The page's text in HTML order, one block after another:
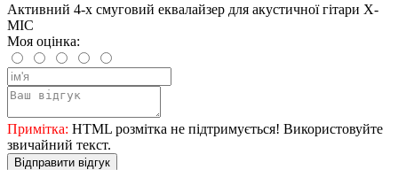
Активний 4-х смуговий еквалайзер для акустичної гітари X-
MIC
Моя оцінка:
Примітка: HTML розмітка не підтримується! Використовуйте
звичайний текст.
Відправити відгук